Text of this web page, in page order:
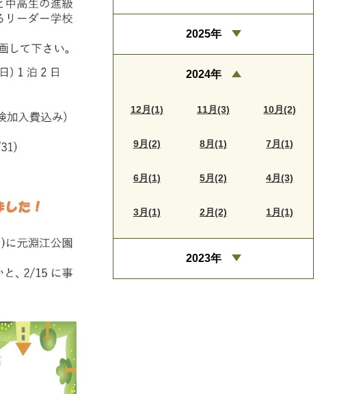
2025年
2024年
12月(1) 11月(3) 10月(2)
9月(2) 8月(1) 7月(1)
6月(1) 5月(2) 4月(3)
3月(1) 2月(2) 1月(1)
2023年